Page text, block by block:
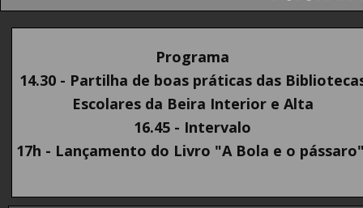
Programa
14.30 - Partilha de boas práticas das
Escolares da Beira Interior e Alta
16.45 - Intervalo
17h - Lançamento do Livro "A Bola e o